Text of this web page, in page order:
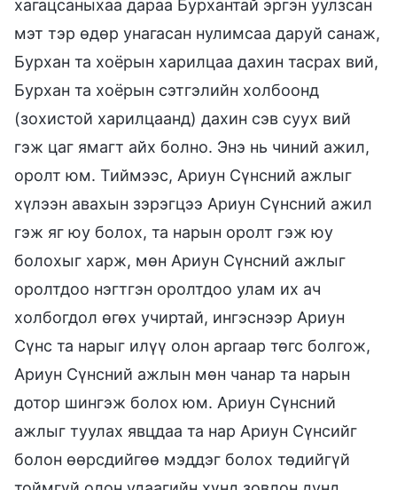
хагацсаныхаа дараа Бурхантай эргэн уулзсан
мэт тэр өдөр унагасан нулимсаа даруй санаж,
Бурхан та хоёрын харилцаа дахин тасрах вий,
Бурхан та хоёрын сэтгэлийн холбоонд
(зохистой харилцаанд) дахин сэв суух вий
гэж цаг ямагт айх болно. Энэ нь чиний ажил,
оролт юм. Тиймээс, Ариун Сүнсний ажлыг
хүлээн авахын зэрэгцээ Ариун Сүнсний ажил
гэж яг юу болох, та нарын оролт гэж юу
болохыг харж, мөн Ариун Сүнсний ажлыг
оролтдоо нэгтгэн оролтдоо улам их ач
холбогдол өгөх учиртай, ингэснээр Ариун
Сүнс та нарыг илүү олон аргаар төгс болгож,
Ариун Сүнсний ажлын мөн чанар та нарын
дотор шингэж болох юм. Ариун Сүнсний
ажлыг туулах явцдаа та нар Ариун Сүнсийг
болон өөрсдийгөө мэддэг болох төдийгүй